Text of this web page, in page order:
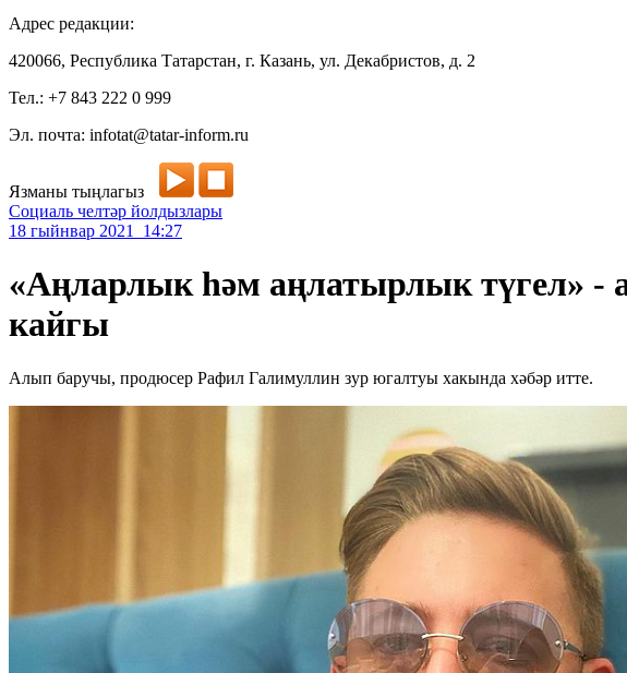
Адрес редакции:
420066, Республика Татарстан, г. Казань, ул. Декабристов, д. 2
Тел.: +7 843 222 0 999
Эл. почта: infotat@tatar-inform.ru
Язманы тыңлагыз
Социаль челтәр йолдызлары
18 гыйнвар 2021 14:27
«Аңларлык һәм аңлатырлык түгел» -
кайгы
Алып баручы, продюсер Рафил Галимуллин зур югалтуы хакында хәбәр итте.